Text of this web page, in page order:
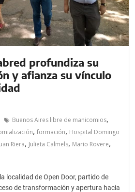
profundiza su
y afianza su vínculo
Buenos Aires libre de manicomios,
,formación, Hospital Domingo
Riera, Julieta Calmels, Mario Rovere,
localidad de Open Door, partido de
de transformación y apertura hacia